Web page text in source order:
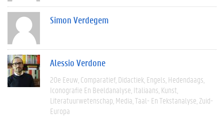
Simon Verdegem
Alessio Verdone
20e Eeuw Comparatief Didactiek Engels Hedendaags
Iconografie En Beeldanalyse Italiaans Kunst
Literatuurwetenschap Media Taal- En Tekstanalyse Zuid-
Europa